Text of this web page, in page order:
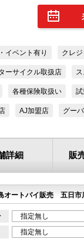
イベント有り クレ
ーサイクル取扱店
各種保険取扱い 試
AJ加盟店 グー
詳細 販
オートバイ販売 五日市